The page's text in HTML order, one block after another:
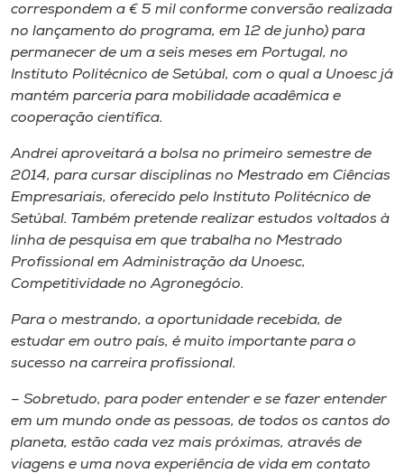
Selecione
o idioma
A+
A-
correspondem a € 5 mil conforme conversão realizada
no lançamento do programa, em 12 de junho) para
permanecer de um a seis meses em Portugal, no
Instituto Politécnico de Setúbal, com o qual a Unoesc já
mantém parceria para mobilidade acadêmica e
cooperação científica.
Andrei aproveitará a bolsa no primeiro semestre de
2014, para cursar disciplinas no Mestrado em Ciências
Empresariais, oferecido pelo Instituto Politécnico de
Setúbal. Também pretende realizar estudos voltados à
linha de pesquisa em que trabalha no Mestrado
Profissional em Administração da Unoesc,
Competitividade no Agronegócio.
Para o mestrando, a oportunidade recebida, de
estudar em outro país, é muito importante para o
sucesso na carreira profissional.
– Sobretudo, para poder entender e se fazer entender
em um mundo onde as pessoas, de todos os cantos do
planeta, estão cada vez mais próximas, através de
viagens e uma nova experiência de vida em contato